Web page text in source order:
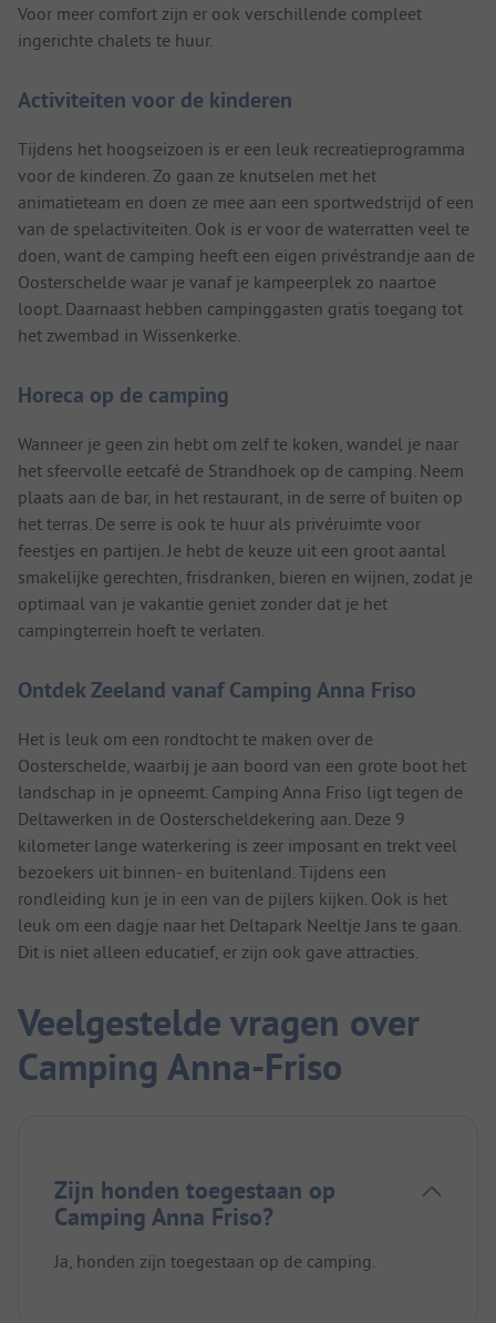
Voor meer comfort zijn er ook verschillende compleet
ingerichte chalets te huur.
Activiteiten voor de kinderen
Tijdens het hoogseizoen is er een leuk recreatieprogramma
voor de kinderen. Zo gaan ze knutselen met het
animatieteam en doen ze mee aan een sportwedstrijd of een
van de spelactiviteiten. Ook is er voor de waterratten veel te
doen, want de camping heeft een eigen privéstrandje aan de
Oosterschelde waar je vanaf je kampeerplek zo naartoe
loopt. Daarnaast hebben campinggasten gratis toegang tot
het zwembad in Wissenkerke.
Horeca op de camping
Wanneer je geen zin hebt om zelf te koken, wandel je naar
het sfeervolle eetcafé de Strandhoek op de camping. Neem
plaats aan de bar, in het restaurant, in de serre of buiten op
het terras. De serre is ook te huur als privéruimte voor
feestjes en partijen. Je hebt de keuze uit een groot aantal
smakelijke gerechten, frisdranken, bieren en wijnen, zodat je
optimaal van je vakantie geniet zonder dat je het
campingterrein hoeft te verlaten.
Ontdek Zeeland vanaf Camping Anna Friso
Het is leuk om een rondtocht te maken over de
Oosterschelde, waarbij je aan boord van een grote boot het
landschap in je opneemt. Camping Anna Friso ligt tegen de
Deltawerken in de Oosterscheldekering aan. Deze 9
kilometer lange waterkering is zeer imposant en trekt veel
bezoekers uit binnen- en buitenland. Tijdens een
rondleiding kun je in een van de pijlers kijken. Ook is het
leuk om een dagje naar het Deltapark Neeltje Jans te gaan.
Dit is niet alleen educatief, er zijn ook gave attracties.
Veelgestelde vragen over
Camping Anna-Friso
Zijn honden toegestaan op
Camping Anna Friso?
Ja, honden zijn toegestaan op de camping.